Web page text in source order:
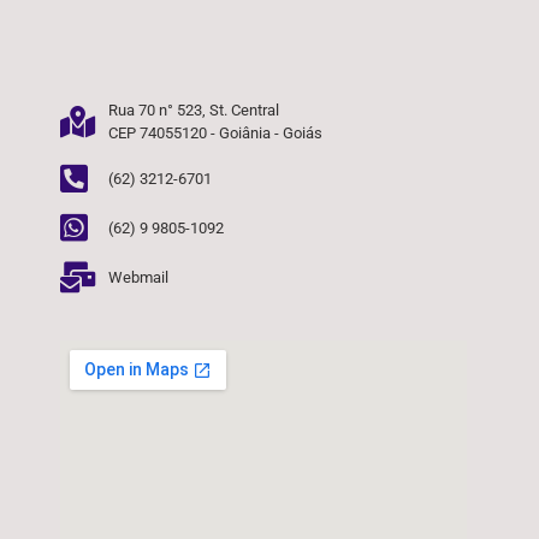
Rua 70 n° 523, St. Central
CEP 74055120 - Goiânia - Goiás
(62) 3212-6701
(62) 9 9805-1092
Webmail